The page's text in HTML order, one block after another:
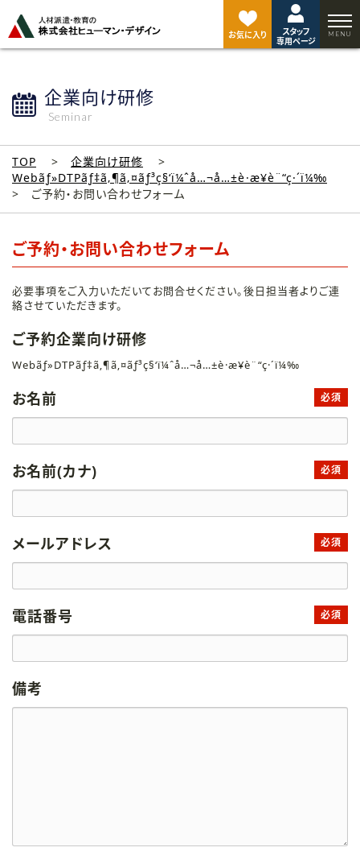
お気に入り
スタッフ
専用ページ
企業向け研修
Seminar
TOP
企業向け研修
Webãƒ»DTPãƒ‡ã‚¶ã‚¤ãƒ³ç§‘ï¼ˆå…¬å…±è·æ¥­è¨“ç·´ï¼‰
ご予約・お問い合わせフォーム
ご予約・お問い合わせフォーム
必要事項をご入力いただいてお問合せください。後日担当者よりご連
絡させていただきます。
ご予約企業向け研修
Webãƒ»DTPãƒ‡ã‚¶ã‚¤ãƒ³ç§‘ï¼ˆå…¬å…±è·æ¥­è¨“ç·´ï¼‰
お名前 必須
お名前(カナ) 必須
メールアドレス 必須
電話番号 必須
備考
ジ
ト